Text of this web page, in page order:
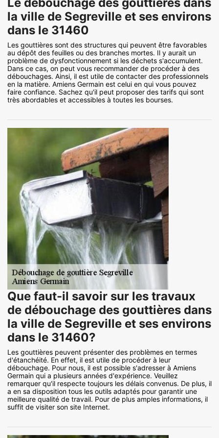
la ville de Segreville et ses environs
dans le 31460
Les gouttières sont des structures qui peuvent être favorables
au dépôt des feuilles ou des branches mortes. Il y aurait un
problème de dysfonctionnement si les déchets s'accumulent.
Dans ce cas, on peut vous recommander de procéder à des
débouchages. Ainsi, il est utile de contacter des professionnels
en la matière. Amiens Germain est celui en qui vous pouvez
faire confiance. Sachez qu'il peut proposer des tarifs qui sont
très abordables et accessibles à toutes les bourses.
Que faut-il savoir sur les travaux
de débouchage des gouttières dans
la ville de Segreville et ses environs
dans le 31460?
Les gouttières peuvent présenter des problèmes en termes
d'étanchéité. En effet, il est utile de procéder à leur
débouchage. Pour nous, il est possible s'adresser à Amiens
Germain qui a plusieurs années d'expérience. Veuillez
remarquer qu'il respecte toujours les délais convenus. De plus, il
a en sa disposition tous les outils adaptés pour garantir une
meilleure qualité de travail. Pour de plus amples informations, il
suffit de visiter son site Internet.